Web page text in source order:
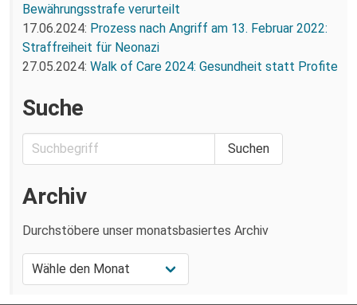
Bewährungsstrafe verurteilt
17.06.2024: Prozess nach Angriff am 13. Februar 2022:
Straffreiheit für Neonazi
27.05.2024: Walk of Care 2024: Gesundheit statt Profite
Suche
Archiv
Durchstöbere unser monatsbasiertes Archiv